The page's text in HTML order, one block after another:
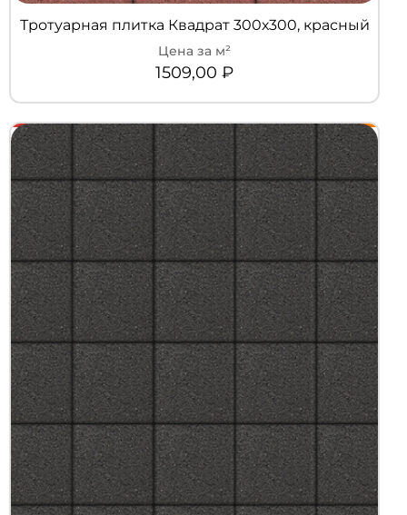
Тротуарная плитка Квадрат 300х300, красный
1509,00 ₽